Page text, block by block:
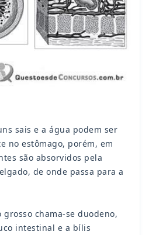
sais e a água podem ser
no estômago, porém, em
são absorvidos pela
de onde passa para a
chama-se duodeno,
intestinal e a bílis